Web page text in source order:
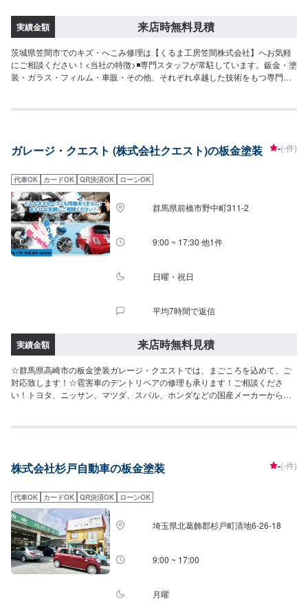
実績金額 来店時無料見積
茨城県笠間市でのキズ・へこみ修理は【くるま工房笠間株式会社】へお気軽
にご相談ください！<当社の特徴>◾専門スタッフが常駐しています。鈑金・塗
装・ガラス・フィルム・車販・その他、それぞれ卓越した技術をもつ専門ス
いる間は保証します。◾土・日・祝も営業してるのでお客様がお休みでも見
案！>★お安く済ませたい…★お時間があまり取れない…などのご相談もお気
にご納得いただければ作業開始【4】仕上がり次第納車-----代車について-----
代車をご用意しています。お車の作業中は代車をご利用ください。※代車の燃
料代はお客様にご負担いただいております。-----ご来店時の注意、受付方法---
--入庫の際はお気をつけてお越しください。駐車スペースは事務所前の空いて
いるスペースに駐車してください。受付はスタッフへ「メンテモで予約しま
した」とお伝えください。ご案内いたします。【定休日・営業時間】定休
日：年中無休（大型連休のみ休み）営業時間：9:00~18:00
ガレージ・クエスト (株式会社クエスト)の板金塗装 -(-件)
代車OK カードOK QR決済OK ローンOK
群馬県前橋市野中町311-2
9:00 ~ 17:30 他1件
日曜・祝日
平均7時間で返信
実績金額 来店時無料見積
☆群馬県高崎市の板金塗装ガレージ・クエストでは、まごころを込めて、ご
対応致します！☆雹害車のデントリペアの修理も承ります！ご相談くださ
い！トヨタ、ニッサン、マツダ、スバル、ホンダなどの国産メーカーからベ
(オールペイント)、事故車修理まで当店にお任せ下さい！当店のお客様のほと
ゃっています。是非一度お気軽にご相談、ご来店ください。-----------------------
内容により決定いたします！予め、ご了承ください。☆代車について☆代車
無料貸出いたします！※燃料代はお客様にご負担いただきます。ご了承くださ
い。【定休日・営業時間】定休日：日曜日、祝日営業時間：9:00~18:30
株式会社杉戸自動車の板金塗装 -(-件)
代車OK カードOK QR決済OK ローンOK
埼玉県北葛飾郡杉戸町清地6-26-18
9:00 ~ 17:00
月曜